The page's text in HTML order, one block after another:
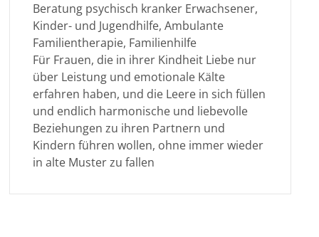
Beratung psychisch kranker Erwachsener,
Kinder- und Jugendhilfe, Ambulante
Familientherapie, Familienhilfe
Für Frauen, die in ihrer Kindheit Liebe nur
über Leistung und emotionale Kälte
erfahren haben, und die Leere in sich füllen
und endlich harmonische und liebevolle
Beziehungen zu ihren Partnern und
Kindern führen wollen, ohne immer wieder
in alte Muster zu fallen